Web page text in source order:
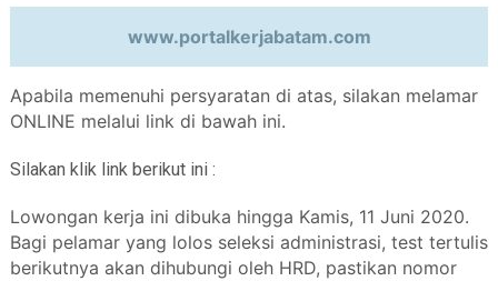
www.portalkerjabatam.com
Apabila memenuhi persyaratan di atas, silakan melamar
ONLINE melalui link di bawah ini.
Silakan klik link berikut ini :
Lowongan kerja ini dibuka hingga Kamis, 11 Juni 2020.
Bagi pelamar yang lolos seleksi administrasi, test tertulis
berikutnya akan dihubungi oleh HRD, pastikan nomor